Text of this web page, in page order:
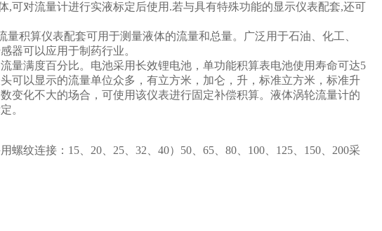
,可对流量计进行实液标定后使用.若与具有特殊功能的显示仪表配套,还可
积算仪表配套可用于测量液体的流量和总量。广泛用于石油、化工、
器可以应用于制药行业。
量满度百分比。电池采用长效锂电池，单功能积算表电池使用寿命可达5
可以显示的流量单位众多，有立方米，加仑，升，标准立方米，标准升
变化不大的场合，可使用该仪表进行固定补偿积算。液体涡轮流量计的
。
螺纹连接：15、20、25、32、40）50、65、80、100、125、150、200采